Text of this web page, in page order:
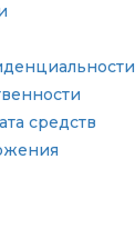
средств